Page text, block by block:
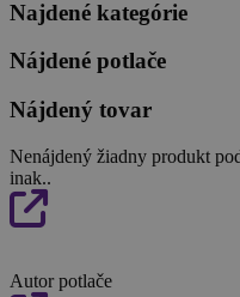
Najdené kategórie
Nájdené potlače
Nájdený tovar
Nenájdený žiadny produkt
inak..
Autor potlače